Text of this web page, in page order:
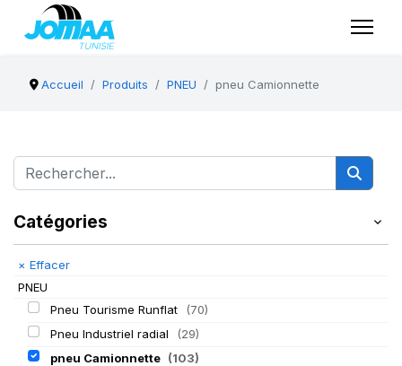
Accueil Produits PNEU pneu Camionnette
Catégories
× Effacer
PNEU
Pneu Tourisme Runflat
(70)
Pneu Industriel radial
(29)
pneu Camionnette (103)